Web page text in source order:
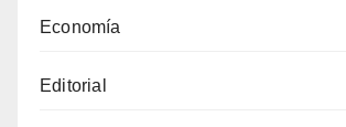
Economía
Editorial